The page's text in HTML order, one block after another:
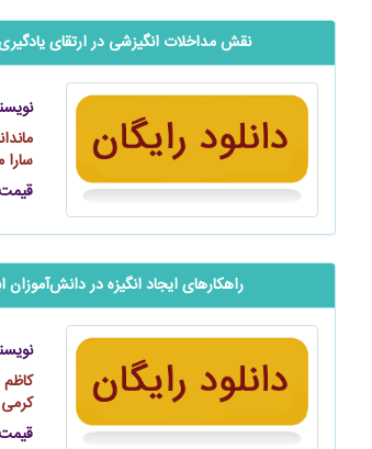
نقش مداخلات انگیزشی در ارتقای
قیمت :
راهکارهای ایجاد انگیزه در
کاظم
کرمی
قیمت :